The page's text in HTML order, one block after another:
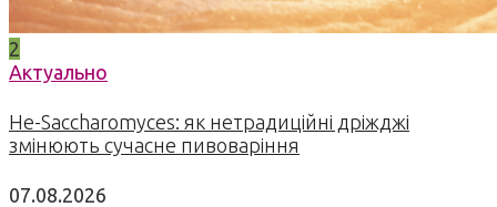
2
Актуально
Не-Saccharomyces: як нетрадиційні дріжджі
змінюють сучасне пивоваріння
07.08.2026